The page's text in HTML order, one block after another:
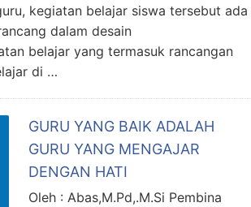
kegiatan belajar siswa tersebut ada
dalam desain
belajar yang termasuk rancangan
di …
GURU YANG BAIK ADALAH
GURU YANG MENGAJAR
DENGAN HATI
Oleh : Abas,M.Pd,.M.Si Pembina